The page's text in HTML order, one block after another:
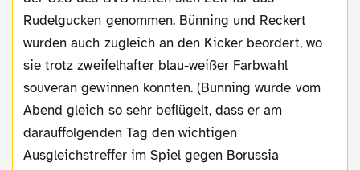
Rudelgucken genommen. Bünning und Reckert
wurden auch zugleich an den Kicker beordert, wo
sie trotz zweifelhafter blau-weißer Farbwahl
souverän gewinnen konnten. (Bünning wurde vom
Abend gleich so sehr beflügelt, dass er am
darauffolgenden Tag den wichtigen
Ausgleichstreffer im Spiel gegen Borussia